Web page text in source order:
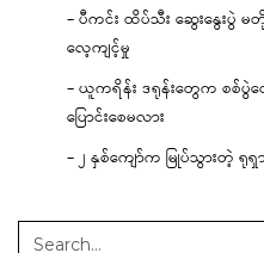
– ပီကင်း ထိပ်သီး ဆွေးနွေးပွဲ
လေ့ကျင့်မှု
– ယူကရိန်း ဒရုန်းတွေက စ
ပြောင်းစေမလား
– ၂ နှစ်ကျော်က မြုပ်သွားတဲ့ ရု